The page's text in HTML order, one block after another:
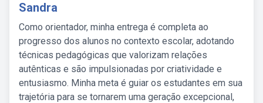
Sandra
Como orientador, minha entrega é completa ao
progresso dos alunos no contexto escolar, adotando
técnicas pedagógicas que valorizam relações
autênticas e são impulsionadas por criatividade e
entusiasmo. Minha meta é guiar os estudantes em sua
trajetória para se tornarem uma geração excepcional,